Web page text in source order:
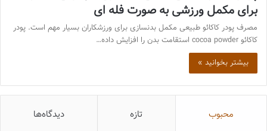
برای مکمل ورزشی به صورت فله ای
مصرف پودر کاکائو طبیعی مکمل بدنسازی برای ورزشکاران بسیار مهم است. پودر
کاکائو cocoa powder استقامت بدن را افزایش داده…
بیشتر بخوانید »
محبوب تازه دیدگاه‌ها